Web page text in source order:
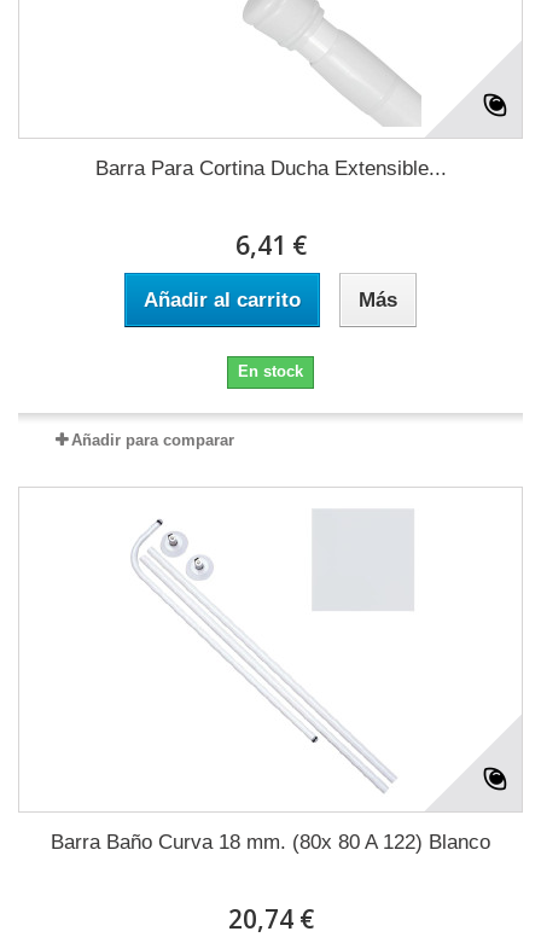
Barra Para Cortina Ducha Extensible...
6,41 €
Añadir al carrito Más
En stock
Añadir para comparar
Barra Baño Curva 18 mm. (80x 80 A 122) Blanco
20,74 €